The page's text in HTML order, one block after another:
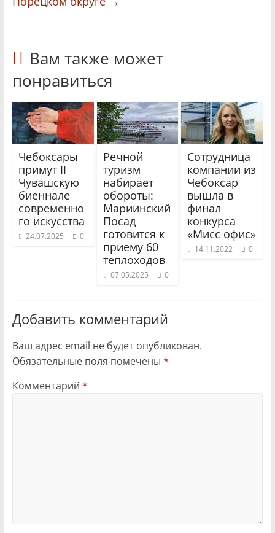
Вам также может
понравиться
Чебоксары
примут II
Чувашскую
биеннале
современно
го искусства
24.07.2025 0
Речной
туризм
набирает
обороты:
Мариинский
Посад
готовится к
приему 60
теплоходов
07.05.2025 0
Сотрудница
компании из
Чебоксар
вышла в
финал
конкурса
«Мисс офис»
14.11.2022 0
Добавить комментарий
Ваш адрес email не будет опубликован.
Обязательные поля помечены *
Комментарий *